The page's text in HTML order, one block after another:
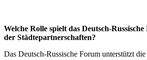
Welche Rolle spielt das Deutsch-
der Städtepartnerschaften?
Das Deutsch-Russische Forum unterstützt